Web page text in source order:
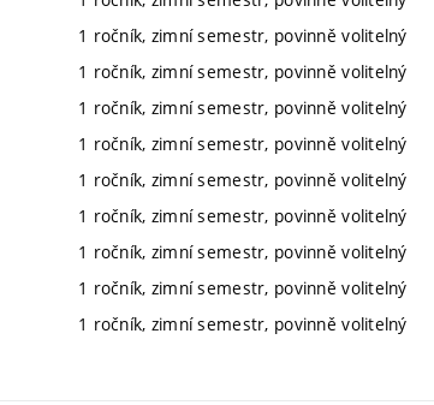
1 ročník, zimní semestr, povinně volitelný
1 ročník, zimní semestr, povinně volitelný
1 ročník, zimní semestr, povinně volitelný
1 ročník, zimní semestr, povinně volitelný
1 ročník, zimní semestr, povinně volitelný
1 ročník, zimní semestr, povinně volitelný
1 ročník, zimní semestr, povinně volitelný
1 ročník, zimní semestr, povinně volitelný
1 ročník, zimní semestr, povinně volitelný